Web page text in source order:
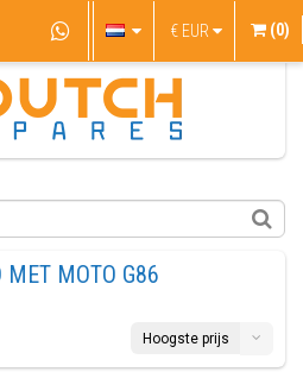
€ EUR (0)
MET MOTO G86
Hoogste prijs